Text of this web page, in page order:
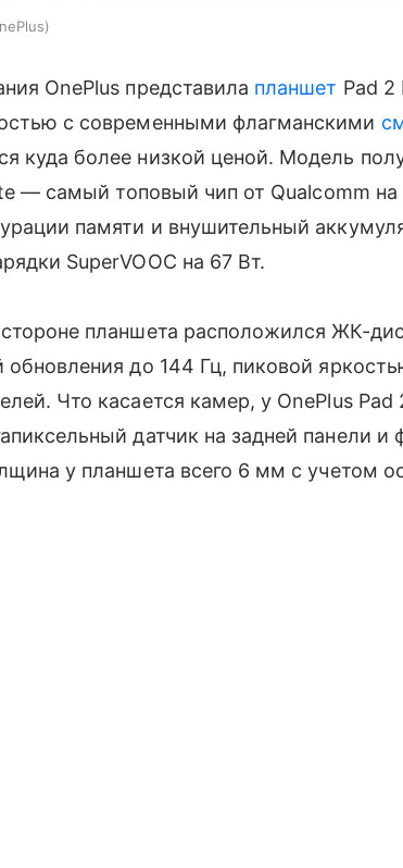
OnePlus представила планшет Pad
с современными флагманскими
куда более низкой ценой. Модель
— самый топовый чип от Qualcomm
памяти и внушительный
SuperVOOC на 67 Вт.
планшета расположился ЖК-
до 144 Гц, пиковой
Что касается камер, у OnePlus
датчик на задней панели и
у планшета всего 6 мм с учетом